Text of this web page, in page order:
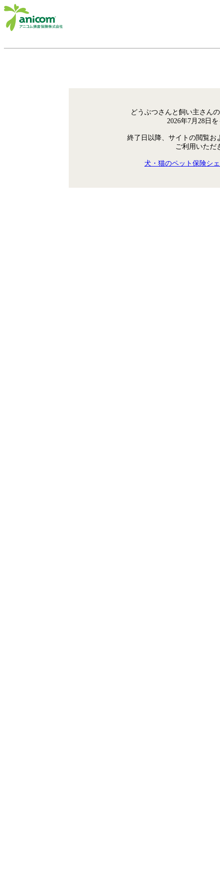
どうぶつさんと飼い主さん
2026年7月28日
終了日以降、サイトの閲覧お
ご利用いただ
犬・猫のペット保険シ